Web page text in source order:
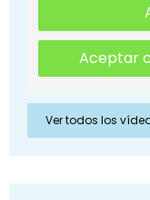
Aceptar
Ver todos los